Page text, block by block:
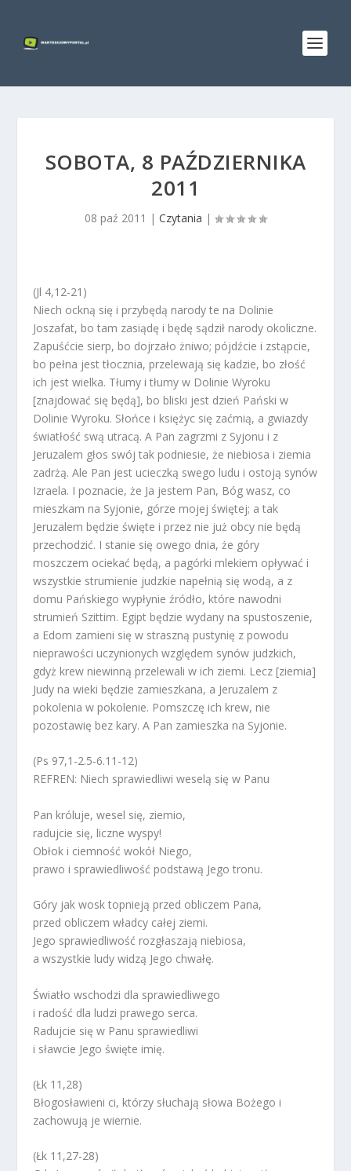
SOBOTA, 8 PAŹDZIERNIKA
2011
08 paź 2011 | Czytania |
(Jl 4,12-21)
Niech ockną się i przybędą narody te na Dolinie
Joszafat, bo tam zasiądę i będę sądził narody okoliczne.
Zapuśćcie sierp, bo dojrzało żniwo; pójdźcie i zstąpcie,
bo pełna jest tłocznia, przelewają się kadzie, bo złość
ich jest wielka. Tłumy i tłumy w Dolinie Wyroku
[znajdować się będą], bo bliski jest dzień Pański w
Dolinie Wyroku. Słońce i księżyc się zaćmią, a gwiazdy
światłość swą utracą. A Pan zagrzmi z Syjonu i z
Jeruzalem głos swój tak podniesie, że niebiosa i ziemia
zadrżą. Ale Pan jest ucieczką swego ludu i ostoją synów
Izraela. I poznacie, że Ja jestem Pan, Bóg wasz, co
mieszkam na Syjonie, górze mojej świętej; a tak
Jeruzalem będzie święte i przez nie już obcy nie będą
przechodzić. I stanie się owego dnia, że góry
moszczem ociekać będą, a pagórki mlekiem opływać i
wszystkie strumienie judzkie napełnią się wodą, a z
domu Pańskiego wypłynie źródło, które nawodni
strumień Szittim. Egipt będzie wydany na spustoszenie,
a Edom zamieni się w straszną pustynię z powodu
nieprawości uczynionych względem synów judzkich,
gdyż krew niewinną przelewali w ich ziemi. Lecz [ziemia]
Judy na wieki będzie zamieszkana, a Jeruzalem z
pokolenia w pokolenie. Pomszczę ich krew, nie
pozostawię bez kary. A Pan zamieszka na Syjonie.
(Ps 97,1-2.5-6.11-12)
REFREN: Niech sprawiedliwi weselą się w Panu
Pan króluje, wesel się, ziemio,
radujcie się, liczne wyspy!
Obłok i ciemność wokół Niego,
prawo i sprawiedliwość podstawą Jego tronu.
Góry jak wosk topnieją przed obliczem Pana,
przed obliczem władcy całej ziemi.
Jego sprawiedliwość rozgłaszają niebiosa,
a wszystkie ludy widzą Jego chwałę.
Światło wschodzi dla sprawiedliwego
i radość dla ludzi prawego serca.
Radujcie się w Panu sprawiedliwi
i sławcie Jego święte imię.
(Łk 11,28)
Błogosławieni ci, którzy słuchają słowa Bożego i
zachowują je wiernie.
(Łk 11,27-28)